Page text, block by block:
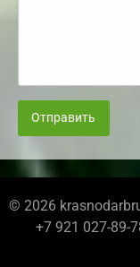
Отправить
© 2026
+7 921 027-89-